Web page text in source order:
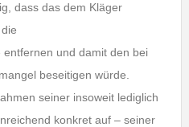
dass das dem Kläger
und damit den bei
beseitigen würde.
seiner insoweit lediglich
konkret auf – seiner